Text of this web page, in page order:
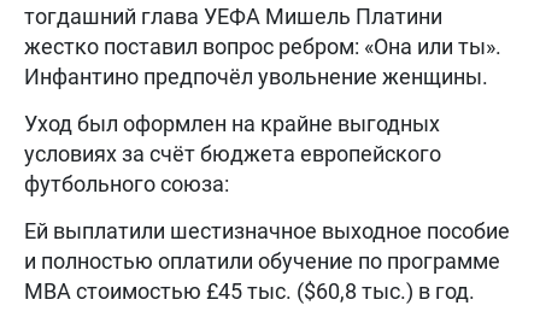
тогдашний глава УЕФА Мишель Платини
жестко поставил вопрос ребром: «Она или ты».
Инфантино предпочёл увольнение женщины.
Уход был оформлен на крайне выгодных
условиях за счёт бюджета европейского
футбольного союза:
Ей выплатили шестизначное выходное пособие
и полностью оплатили обучение по программе
MBA стоимостью £45 тыс. ($60,8 тыс.) в год.